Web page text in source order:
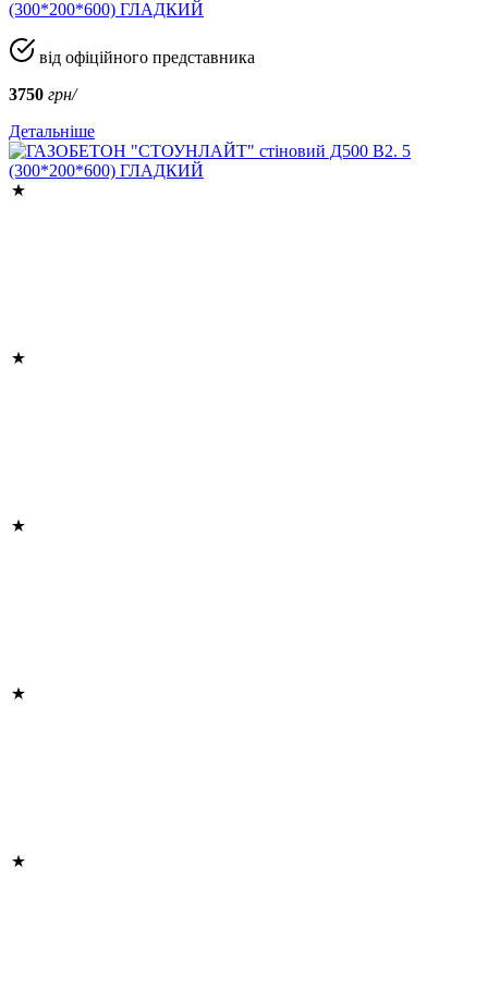
(300*200*600) ГЛАДКИЙ
від офіційного представника
3750 грн/
Детальніше